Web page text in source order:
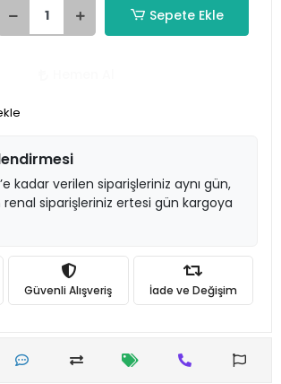
Sepete Ekle
kadar verilen siparişleriniz aynı gün,
renal siparişleriniz ertesi gün kargoya
Güvenli Alışveriş İade ve Değişim